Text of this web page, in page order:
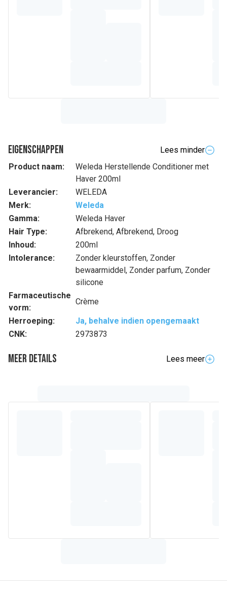
Eigenschappen
Lees minder
Product naam:
Weleda Herstellende Conditioner met
Haver 200ml
Leverancier:
WELEDA
Merk:
Weleda
Gamma:
Weleda Haver
Hair Type:
Afbrekend, Afbrekend, Droog
Inhoud:
200ml
Intolerance:
Zonder kleurstoffen, Zonder
bewaarmiddel, Zonder parfum, Zonder
silicone
Farmaceutische
vorm:
Crème
Herroeping:
Ja, behalve indien opengemaakt
CNK:
2973873
Meer details
Lees meer
glad wordt. De formule, samengesteld uit biologische
Geraniol*, Coumarin*. [8587]